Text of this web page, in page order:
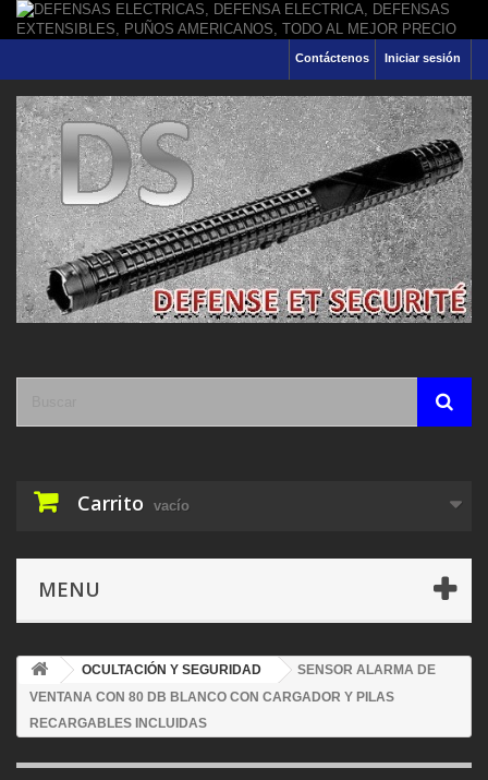
Iniciar sesión
Contáctenos
Carrito vacío
MENU
OCULTACIÓN Y SEGURIDAD
SENSOR ALARMA DE
VENTANA CON 80 DB BLANCO CON CARGADOR Y PILAS
RECARGABLES INCLUIDAS